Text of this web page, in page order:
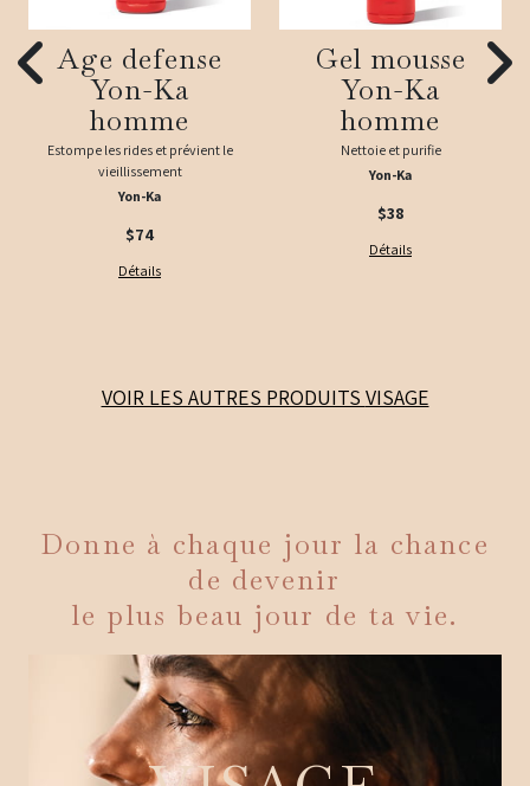
Age defense
Yon-Ka
homme
Estompe les rides et prévient le
vieillissement
Yon-Ka
$74
Détails
Gel mousse
Yon-Ka
homme
Nettoie et purifie
Yon-Ka
$38
Détails
VOIR LES AUTRES PRODUITS VISAGE
Donne à chaque jour la chance
de devenir
le plus beau jour de ta vie.